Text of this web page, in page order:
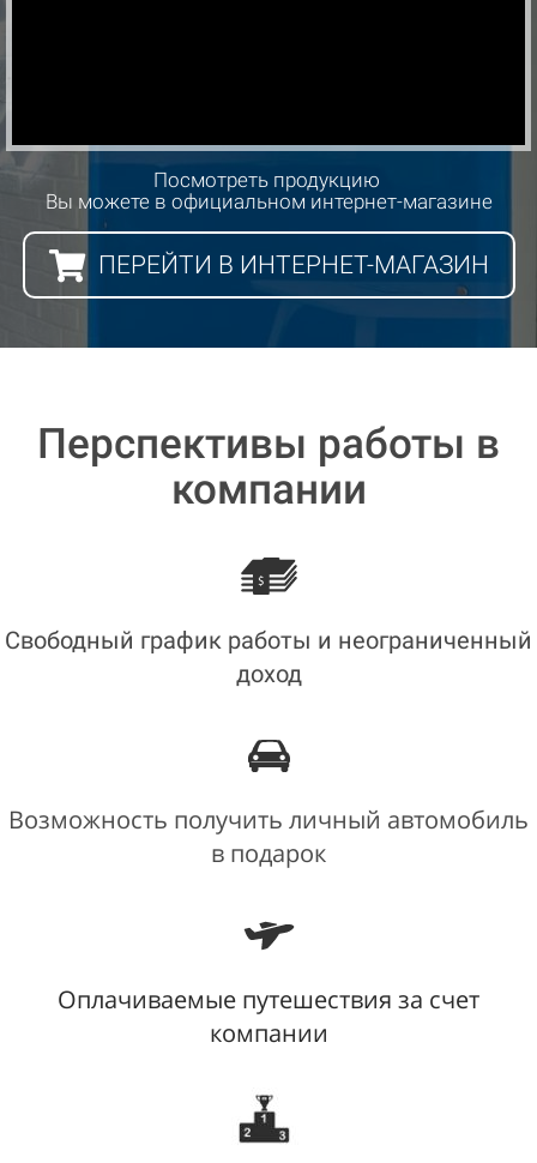
Посмотреть продукцию
Вы можете в официальном интернет-магазине
ПЕРЕЙТИ В ИНТЕРНЕТ-МАГАЗИН
Перспективы работы в
компании
Свободный график работы и неограниченный
доход
Возможность получить личный автомобиль
в подарок
Оплачиваемые путешествия за счет
компании